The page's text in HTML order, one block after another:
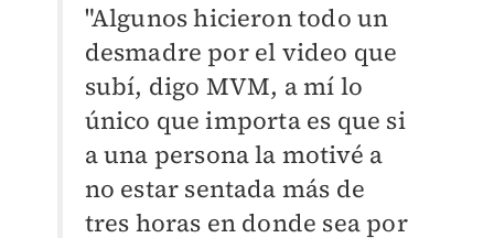
"Algunos hicieron todo un
desmadre por el video que
subí, digo MVM, a mí lo
único que importa es que si
a una persona la motivé a
no estar sentada más de
tres horas en donde sea por